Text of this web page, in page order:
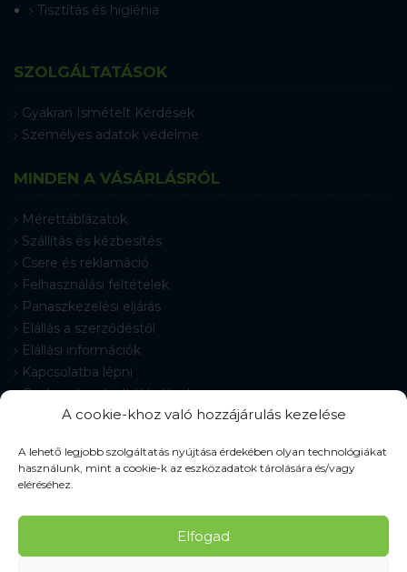
A cookie-khoz való hozzájárulás kezelése
A lehető legjobb szolgáltatás nyújtása érdekében olyan technológiákat
használunk, mint a cookie-k az eszközadatok tárolására és/vagy
eléréséhez.
Elfogad
Tisztítás és higiénia
SZOLGÁLTATÁSOK
Gyakran Ismételt Kérdések
Személyes adatok védelme
MINDEN A VÁSÁRLÁSRÓL
Mérettáblázatok
Szállítás és kézbesítés
Csere és reklamáció
Felhasználási feltételek
Panaszkezelési eljárás
Elállás a szerződéstől
Elállási információk
Kapcsolatba lépni
Gyakran Ismételt Kérdések
Cookie-beállítások
© 2026 Pracovné odevy ZIKO s. r. o., minden jog fenntartva.